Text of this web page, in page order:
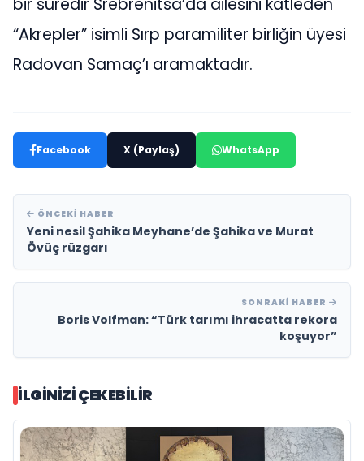
“Akrepler” isimli Sırp paramiliter birliğin üyesi
Radovan Samaç’ı aramaktadır.
Facebook X (Paylaş) WhatsApp
ÖNCEKI HABER
Yeni nesil Şahika Meyhane’de Şahika ve Murat
Övüç rüzgarı
SONRAKI HABER
Boris Volfman: “Türk tarımı ihracatta rekora
koşuyor”
İLGINIZI ÇEKEBILIR